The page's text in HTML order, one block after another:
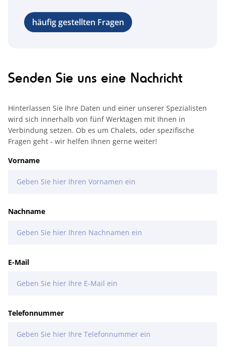
häufig gestellten Fragen
Senden Sie uns eine Nachricht
Hinterlassen Sie Ihre Daten und einer unserer Spezialisten
wird sich innerhalb von fünf Werktagen mit Ihnen in
Verbindung setzen. Ob es um Chalets, oder spezifische
Fragen geht - wir helfen Ihnen gerne weiter!
Vorname
Nachname
E-Mail
Telefonnummer